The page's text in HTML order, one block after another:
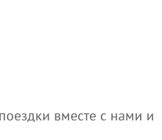
вместе с нами и